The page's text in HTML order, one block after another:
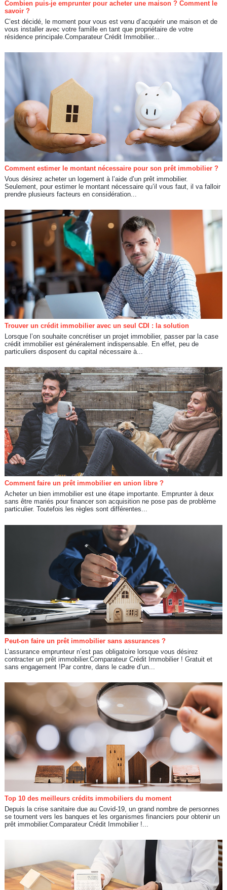
Combien puis-je emprunter pour acheter une maison ? Comment le
savoir ?
C’est décidé, le moment pour vous est venu d’acquérir une maison et de
vous installer avec votre famille en tant que propriétaire de votre
résidence principale.Comparateur Crédit Immobilier...
Comment estimer le montant nécessaire pour son prêt immobilier ?
Vous désirez acheter un logement à l’aide d’un prêt immobilier.
Seulement, pour estimer le montant nécessaire qu’il vous faut, il va falloir
prendre plusieurs facteurs en considération...
Trouver un crédit immobilier avec un seul CDI : la solution
Lorsque l’on souhaite concrétiser un projet immobilier, passer par la case
crédit immobilier est généralement indispensable. En effet, peu de
particuliers disposent du capital nécessaire à...
Comment faire un prêt immobilier en union libre ?
Acheter un bien immobilier est une étape importante. Emprunter à deux
sans être mariés pour financer son acquisition ne pose pas de problème
particulier. Toutefois les règles sont différentes...
Peut-on faire un prêt immobilier sans assurances ?
L’assurance emprunteur n’est pas obligatoire lorsque vous désirez
contracter un prêt immobilier.Comparateur Crédit Immobilier ! Gratuit et
sans engagement !Par contre, dans le cadre d’un...
Top 10 des meilleurs crédits immobiliers du moment
Depuis la crise sanitaire due au Covid-19, un grand nombre de personnes
se tournent vers les banques et les organismes financiers pour obtenir un
prêt immobilier.Comparateur Crédit Immobilier !...